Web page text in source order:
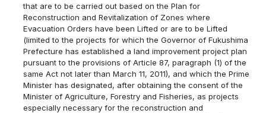
that are to be carried out based on the Plan for
Reconstruction and Revitalization of Zones where
Evacuation Orders have been Lifted or are to be Lifted
(limited to the projects for which the Governor of Fukushima
Prefecture has established a land improvement project plan
pursuant to the provisions of Article 87, paragraph (1) of the
same Act not later than March 11, 2011), and which the Prime
Minister has designated, after obtaining the consent of the
Minister of Agriculture, Forestry and Fisheries, as projects
especially necessary for the reconstruction and